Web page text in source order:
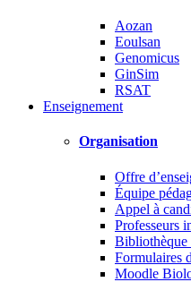
Aozan
Eoulsan
Genomicus
GinSim
RSAT
Enseignement
Organisation
Offre
Équipe
Appel à
Professeurs
Bibliothèque
Formulaires
Moodle